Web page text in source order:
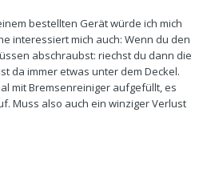
bestellten Gerät würde ich mich
interessiert mich auch: Wenn du den
abschraubst: riechst du dann die
da immer etwas unter dem Deckel.
mit Bremsenreiniger aufgefüllt, es
Muss also auch ein winziger Verlust